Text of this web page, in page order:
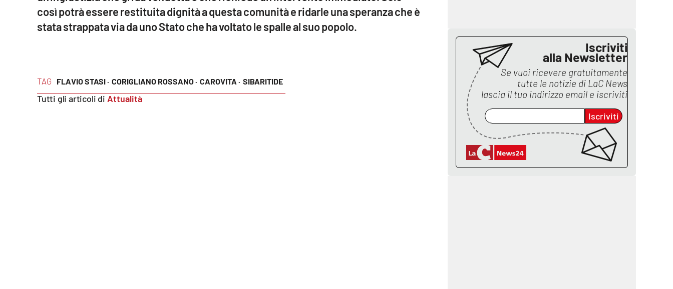
TAG FLAVIO STASI · CORIGLIANO ROSSANO · CAROVITA · SIBARITIDE
Tutti gli articoli di Attualità
così potrà essere restituita dignità a questa comunità e ridarle una speranza che è
stata strappata via da uno Stato che ha voltato le spalle al suo popolo.
Iscriviti
alla Newsletter
Se vuoi ricevere gratuitamente
tutte le notizie di LaC News
lascia il tuo indirizzo email e iscriviti
Iscriviti